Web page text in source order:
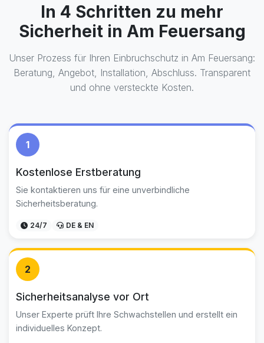
In 4 Schritten zu mehr
Sicherheit in Am Feuersang
Unser Prozess für Ihren Einbruchschutz in Am Feuersang:
Beratung, Angebot, Installation, Abschluss. Transparent
und ohne versteckte Kosten.
1
Kostenlose Erstberatung
Sie kontaktieren uns für eine unverbindliche
Sicherheitsberatung.
24/7 DE & EN
2
Sicherheitsanalyse vor Ort
Unser Experte prüft Ihre Schwachstellen und erstellt ein
individuelles Konzept.